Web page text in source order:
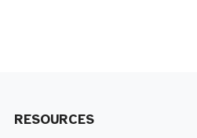
RESOURCES